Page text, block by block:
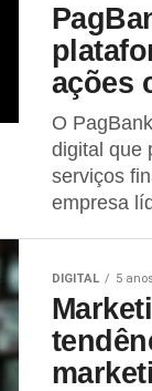
ações
O
digital que
serviços
empresa
DIGITAL 5